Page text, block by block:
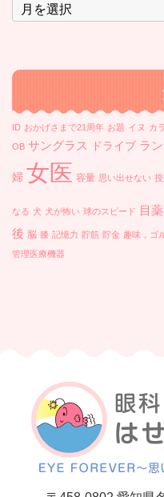
ー
ブ
ID おかげさまで21周年 お題 イヌ カ
OB サングラス ドライブ ラ
婦 女医 容量 思い出せない
なる 犬 犬が怖い 球のスピード 目薬
後 脳 膝 記憶力 貯筋 貯金 趣味，ゴ
管理医療機器